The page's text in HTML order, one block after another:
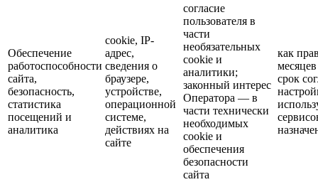
Обеспечение
работоспособности
сайта,
безопасность,
статистика
посещений и
аналитика
cookie, IP-
адрес,
сведения о
браузере,
устройстве,
операционной
системе,
действиях на
сайте
согласие
пользователя в
части
необязательных
cookie и
аналитики;
законный интерес
Оператора — в
части технически
необходимых
cookie и
обеспечения
безопасности
сайта
как
срок